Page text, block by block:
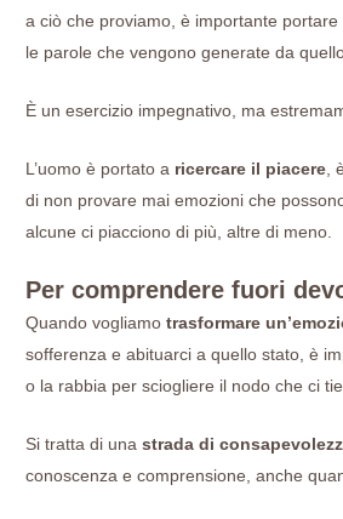
a ciò che proviamo, è importante portare
le parole che vengono generate da
È un esercizio impegnativo, ma
L’uomo è portato a ricercare il piacere,
di non provare mai emozioni che
alcune ci piacciono di più, altre di meno.
Per comprendere fuori
Quando vogliamo trasformare
sofferenza e abituarci a quello stato, è
o la rabbia per sciogliere il nodo che ci
Si tratta di una strada di
conoscenza e comprensione, anche